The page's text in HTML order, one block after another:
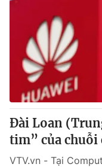
VTV Sức khoẻ
Thị trường 24h
VTV4
VTV9
Đài Loan
tim” của chuỗi
VTV.vn - Tại